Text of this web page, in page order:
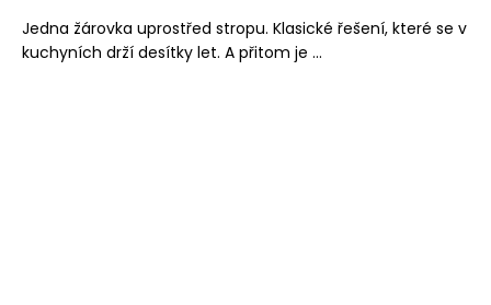
Jedna žárovka uprostřed stropu. Klasické řešení, které se v
kuchyních drží desítky let. A přitom je ...
a
j